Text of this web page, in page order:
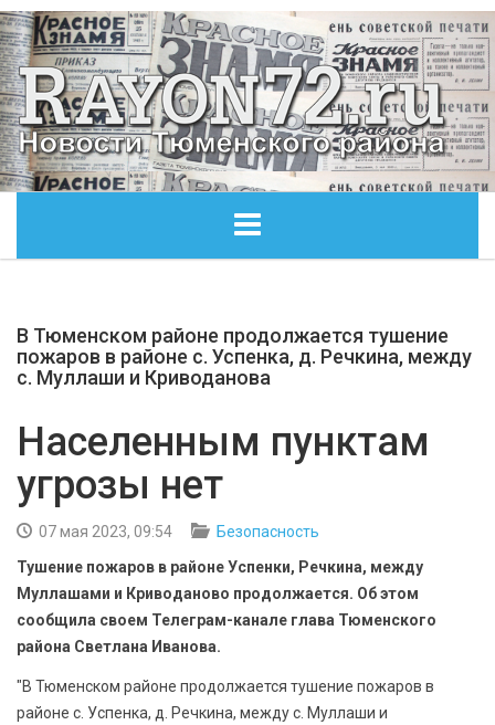
ОБЩЕСТВО
КУЛЬТУРА
БЕЗОПАСНОСТЬ
СПОРТ
АРХИВ PDF
В Тюменском районе продолжается тушение
пожаров в районе с. Успенка, д. Речкина, между
с. Муллаши и Криводанова
Населенным пунктам
угрозы нет
07 мая 2023, 09:54
Безопасность
Тушение пожаров в районе Успенки, Речкина, между
Муллашами и Криводаново продолжается. Об этом
сообщила своем Телеграм-канале глава Тюменского
района Светлана Иванова.
"В Тюменском районе продолжается тушение пожаров в
районе с. Успенка, д. Речкина, между с. Муллаши и